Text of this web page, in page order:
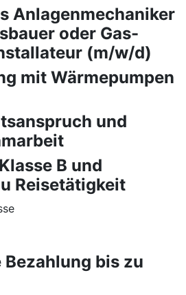
Anlagenmechaniker
oder Gas-
(m/w/d)
mit Wärmepumpen
und
B und
Reisetätigkeit
bis zu